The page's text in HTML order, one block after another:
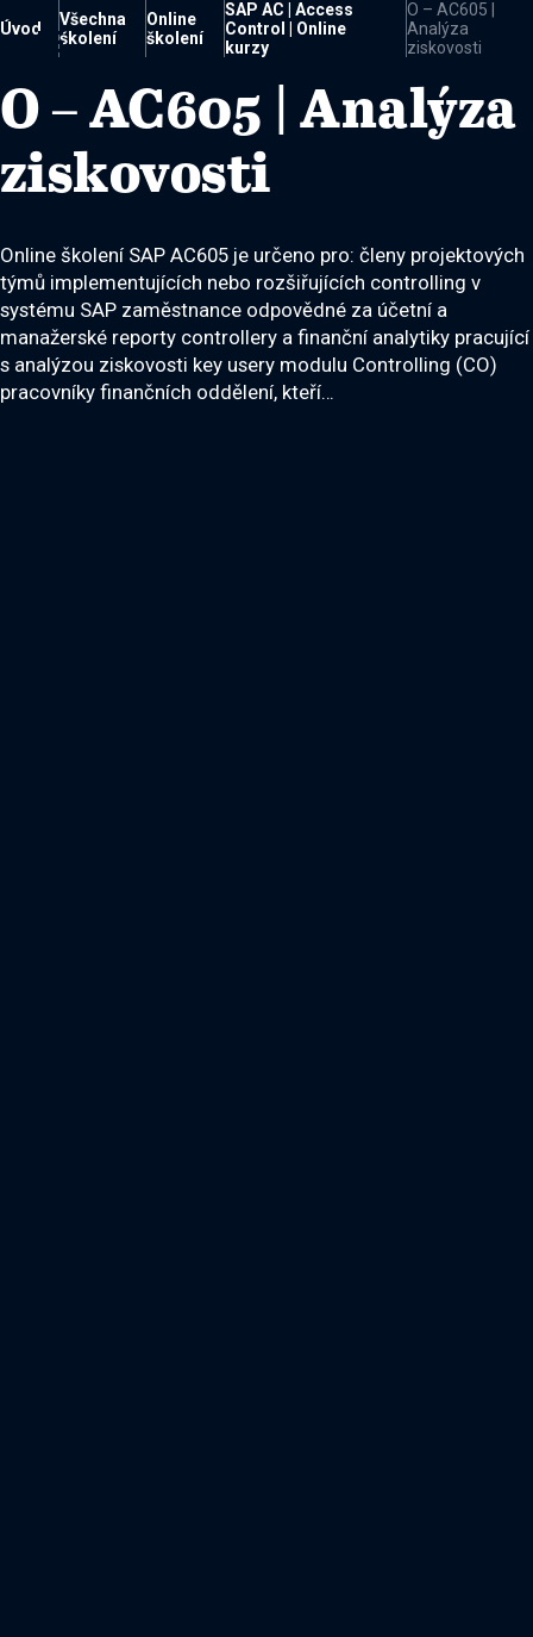

Úvod
Všechna
školení
Online
školení
SAP AC | Access
Control | Online
kurzy
O – AC605 |
Analýza
ziskovosti
O – AC605 | Analýza
ziskovosti
Online školení SAP AC605 je určeno pro: členy projektových
týmů implementujících nebo rozšiřujících controlling v
systému SAP zaměstnance odpovědné za účetní a
manažerské reporty controllery a finanční analytiky pracující
s analýzou ziskovosti key usery modulu Controlling (CO)
pracovníky finančních oddělení, kteří…